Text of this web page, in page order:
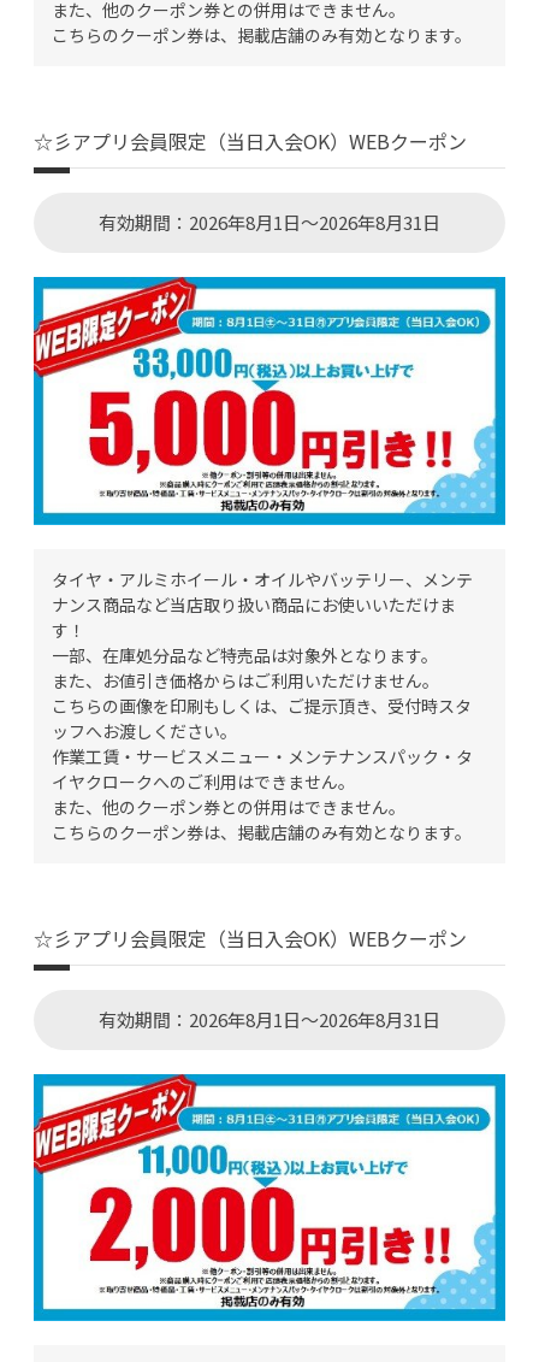
また、他のクーポン券との併用はできません。
こちらのクーポン券は、掲載店舗のみ有効となります。
☆彡アプリ会員限定（当日入会OK）WEBクーポン
有効期間：2026年8月1日～2026年8月31日
タイヤ・アルミホイール・オイルやバッテリー、メンテ
ナンス商品など当店取り扱い商品にお使いいただけま
す！
一部、在庫処分品など特売品は対象外となります。
また、お値引き価格からはご利用いただけません。
こちらの画像を印刷もしくは、ご提示頂き、受付時スタ
ッフへお渡しください。
作業工賃・サービスメニュー・メンテナンスパック・タ
イヤクロークへのご利用はできません。
また、他のクーポン券との併用はできません。
こちらのクーポン券は、掲載店舗のみ有効となります。
☆彡アプリ会員限定（当日入会OK）WEBクーポン
有効期間：2026年8月1日～2026年8月31日